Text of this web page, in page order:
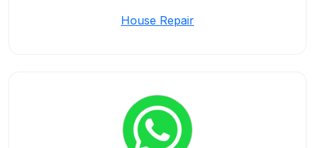
House Repair